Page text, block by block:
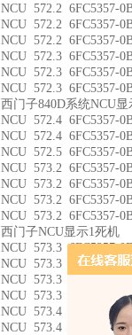
NCU 572.2 6FC5357-
NCU 572.2 6FC5357-
NCU 572.2 6FC5357-
NCU 572.3 6FC5357-
NCU 572.3 6FC5357-
NCU 572.3 6FC5357-
西门子840D系统NCU显
NCU 572.4 6FC5357-
NCU 572.4 6FC5357-
NCU 572.5 6FC5357-
NCU 573.2 6FC5357-
NCU 573.2 6FC5357-
NCU 573.2 6FC5357-
NCU 573.2 6FC5357-
西门子NCU显示1死机
NCU 573.3 6FC5357-
NCU 573.3 6FC5357-
NCU 573.3 6FC5357-
NCU 573.3 6FC5357-
NCU 573.4 6FC5357-
NCU 573.4 6FC5357-